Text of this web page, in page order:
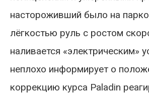
настороживший было на
лёгкостью руль с ростом
наливается «электрическим»
неплохо информирует о
коррекцию курса Paladin